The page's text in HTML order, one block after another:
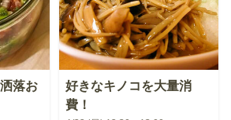
落お
好きなキノコを大量消
費！